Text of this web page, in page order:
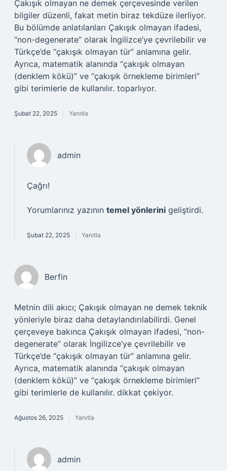
Çakışık olmayan ne demek çerçevesinde verilen
bilgiler düzenli, fakat metin biraz tekdüze ilerliyor.
Bu bölümde anlatılanları Çakışık olmayan ifadesi,
“non-degenerate” olarak İngilizce’ye çevrilebilir ve
Türkçe’de “çakışık olmayan tür” anlamına gelir.
Ayrıca, matematik alanında “çakışık olmayan
(denklem kökü)” ve “çakışık örnekleme birimleri”
gibi terimlerle de kullanılır. toparlıyor.
Şubat 22, 2025 Yanıtla
admin
Çağrı!
Yorumlarınız yazının temel yönlerini geliştirdi.
Şubat 22, 2025 Yanıtla
Berfin
Metnin dili akıcı; Çakışık olmayan ne demek teknik
yönleriyle biraz daha detaylandırılabilirdi. Genel
çerçeveye bakınca Çakışık olmayan ifadesi, “non-
degenerate” olarak İngilizce’ye çevrilebilir ve
Türkçe’de “çakışık olmayan tür” anlamına gelir.
Ayrıca, matematik alanında “çakışık olmayan
(denklem kökü)” ve “çakışık örnekleme birimleri”
gibi terimlerle de kullanılır. dikkat çekiyor.
Ağustos 26, 2025 Yanıtla
admin